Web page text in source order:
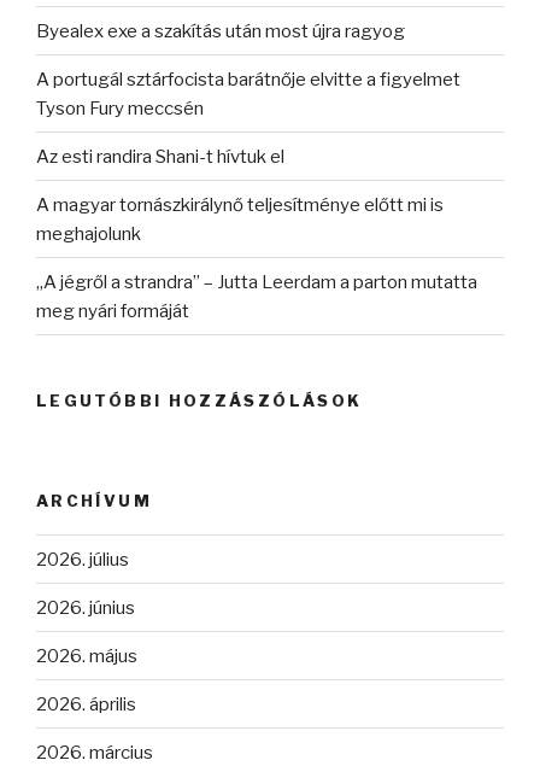
Byealex exe a szakítás után most újra ragyog
A portugál sztárfocista barátnője elvitte a figyelmet
Tyson Fury meccsén
Az esti randira Shani-t hívtuk el
A magyar tornászkirálynő teljesítménye előtt mi is
meghajolunk
„A jégről a strandra” – Jutta Leerdam a parton mutatta
meg nyári formáját
LEGUTÓBBI HOZZÁSZÓLÁSOK
ARCHÍVUM
2026. július
2026. június
2026. május
2026. április
2026. március